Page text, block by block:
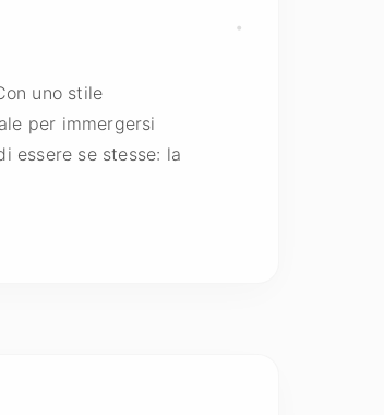
uno stile
per immergersi
essere se stesse: la